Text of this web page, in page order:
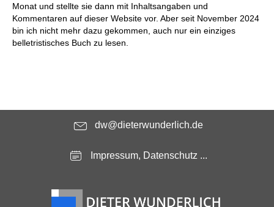
Monat und stellte sie dann mit Inhaltsangaben und
Kommentaren auf dieser Website vor. Aber seit November 2024
bin ich nicht mehr dazu gekommen, auch nur ein einziges
belletristisches Buch zu lesen.
dw@dieterwunderlich.de
Impressum, Datenschutz ...